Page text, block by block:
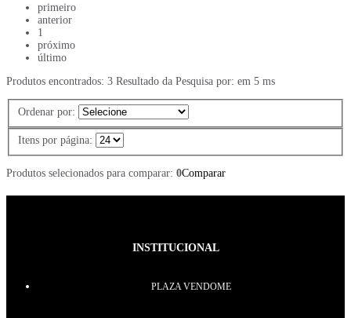
primeiro
anterior
1
próximo
último
Produtos encontrados: 3 Resultado da Pesquisa por: em 5 ms
Ordenar por:
Itens por página:
Produtos selecionados para comparar: 0Comparar
INSTITUCIONAL
PLAZA VENDOME